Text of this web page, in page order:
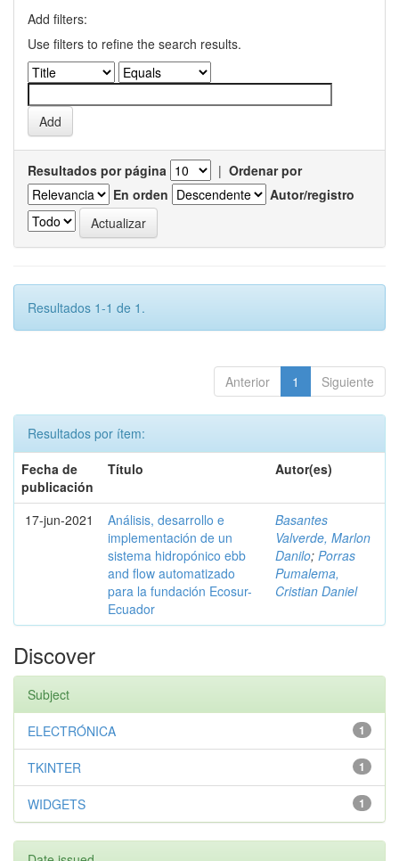
Add filters:
Use filters to refine the search results.
Resultados por página | Ordenar por
En orden
Autor/registro
Resultados 1-1 de 1.
Anterior 1 Siguiente
Resultados por ítem:
Fecha de
publicación
Título Autor(es)
17-jun-2021
Análisis, desarrollo e
implementación de un
sistema hidropónico ebb
and flow automatizado
para la fundación Ecosur-
Ecuador
Basantes
Valverde, Marlon
Danilo; Porras
Pumalema,
Cristian Daniel
Discover
Subject
1
ELECTRÓNICA
1
TKINTER
1
WIDGETS